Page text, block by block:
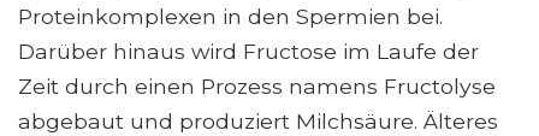
Proteinkomplexen in den Spermien bei.
Darüber hinaus wird Fructose im Laufe der
Zeit durch einen Prozess namens Fructolyse
abgebaut und produziert Milchsäure. Älteres